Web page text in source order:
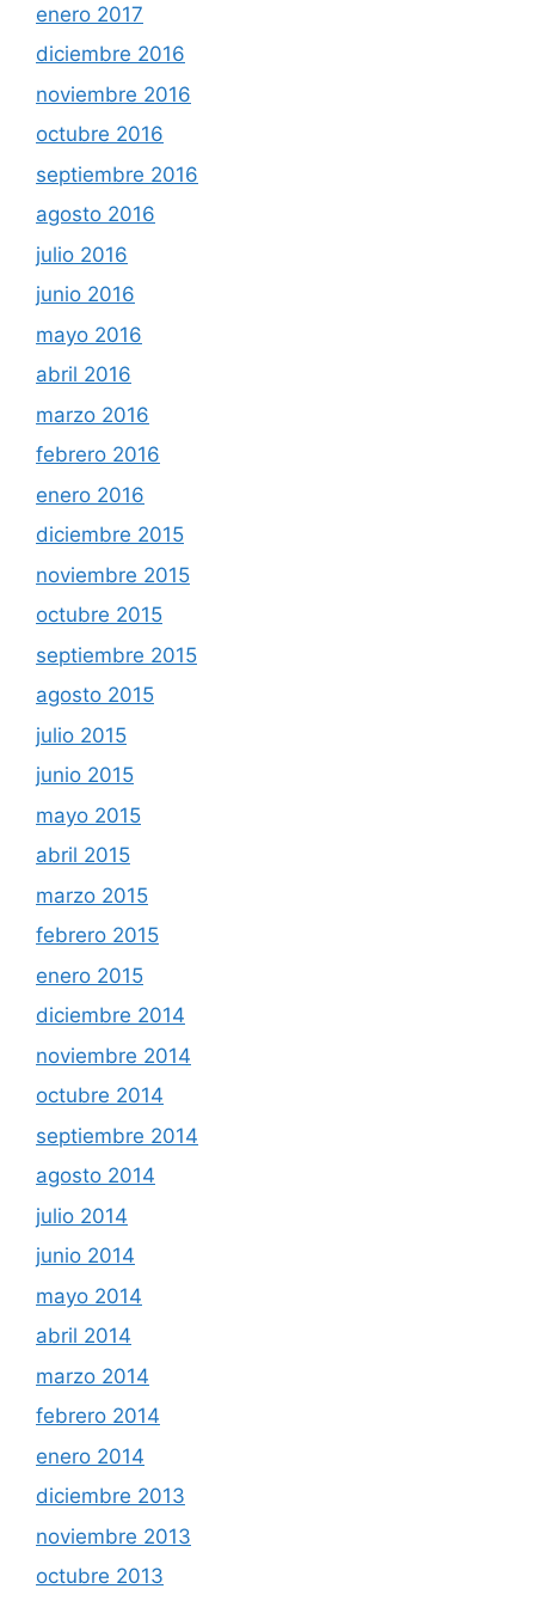
enero 2017
diciembre 2016
noviembre 2016
octubre 2016
septiembre 2016
agosto 2016
julio 2016
junio 2016
mayo 2016
abril 2016
marzo 2016
febrero 2016
enero 2016
diciembre 2015
noviembre 2015
octubre 2015
septiembre 2015
agosto 2015
julio 2015
junio 2015
mayo 2015
abril 2015
marzo 2015
febrero 2015
enero 2015
diciembre 2014
noviembre 2014
octubre 2014
septiembre 2014
agosto 2014
julio 2014
junio 2014
mayo 2014
abril 2014
marzo 2014
febrero 2014
enero 2014
diciembre 2013
noviembre 2013
octubre 2013